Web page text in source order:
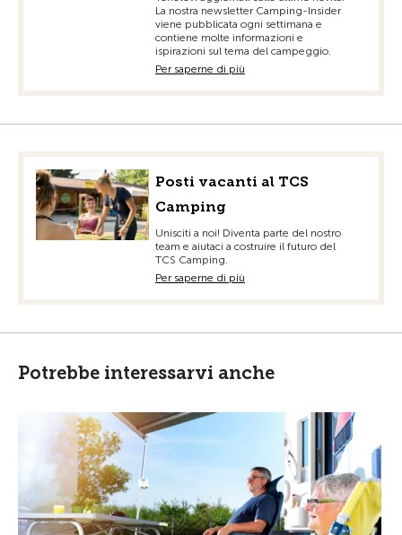
La nostra newsletter Camping-Insider
viene pubblicata ogni settimana e
contiene molte informazioni e
ispirazioni sul tema del campeggio.
Per saperne di più
Posti vacanti al TCS
Camping
Unisciti a noi! Diventa parte del nostro
team e aiutaci a costruire il futuro del
TCS Camping.
Per saperne di più
Potrebbe interessarvi anche